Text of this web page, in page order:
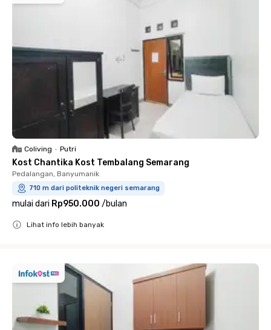
Coliving • Putri
Kost Chantika Kost Tembalang Semarang
Pedalangan, Banyumanik
710 m dari politeknik negeri semarang
mulai dari Rp950.000 /bulan
Lihat info lebih banyak